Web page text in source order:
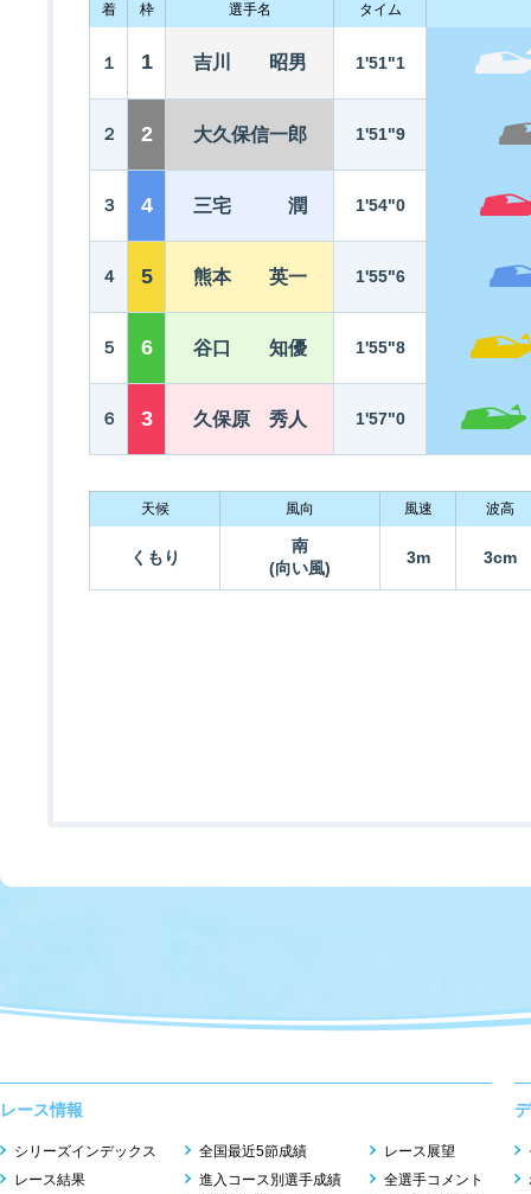
今節出場選手のマル得情報
着 枠 選手名 タイム
１ 1 吉川 昭男 1'51"1
２ 2 大久保信一郎 1'51"9
３ 4 三宅 潤 1'54"0
４ 5 熊本 英一 1'55"6
５ 6 谷口 知優 1'55"8
６ 3 久保原 秀人 1'57"0
天候 風向 風速 波高
くもり
南
(向い風)
3m 3cm
レース情報
シリーズインデックス
レース結果
全国最近5節成績
進入コース別選手成績
レース展望
全選手コメント